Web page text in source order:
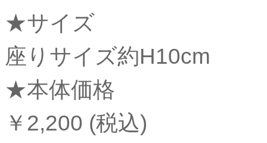
★サイズ
座りサイズ約H10cm
★本体価格
￥2,200 (税込)